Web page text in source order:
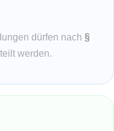
dürfen nach §
werden.